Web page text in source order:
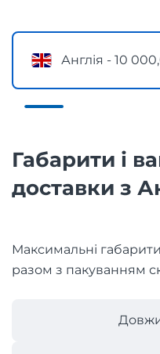
Англія - 10
Габарити і
доставки з
Максимальні
разом з пакуванням